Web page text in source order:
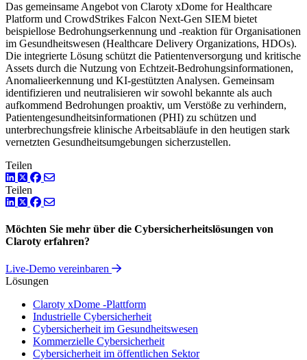
Das gemeinsame Angebot von Claroty xDome for Healthcare
Platform und CrowdStrikes Falcon Next-Gen SIEM bietet
beispiellose Bedrohungserkennung und -reaktion für Organisationen
im Gesundheitswesen (Healthcare Delivery Organizations, HDOs).
Die integrierte Lösung schützt die Patientenversorgung und kritische
Assets durch die Nutzung von Echtzeit-Bedrohungsinformationen,
Anomalieerkennung und KI-gestützten Analysen. Gemeinsam
identifizieren und neutralisieren wir sowohl bekannte als auch
aufkommend Bedrohungen proaktiv, um Verstöße zu verhindern,
Patientengesundheitsinformationen (PHI) zu schützen und
unterbrechungsfreie klinische Arbeitsabläufe in den heutigen stark
vernetzten Gesundheitsumgebungen sicherzustellen.
Teilen
LinkedIn
TwitterFacebook
Teilen
LinkedIn
TwitterFacebook
Möchten Sie mehr über die Cybersicherheitslösungen von
Claroty erfahren?
Live-Demo vereinbaren
Lösungen
Claroty xDome -Plattform
Industrielle Cybersicherheit
Cybersicherheit im Gesundheitswesen
Kommerzielle Cybersicherheit
Cybersicherheit im öffentlichen Sektor